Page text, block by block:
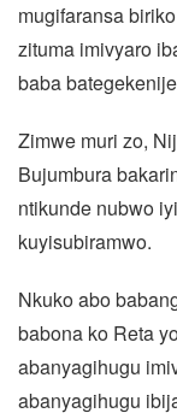
mugifaransa
zituma imivyaro
baba
Zimwe muri zo,
Bujumbura
ntikunde nubwo
kuyisubiramwo.
Nkuko abo
babona ko Reta
abanyagihugu
abanyagihugu